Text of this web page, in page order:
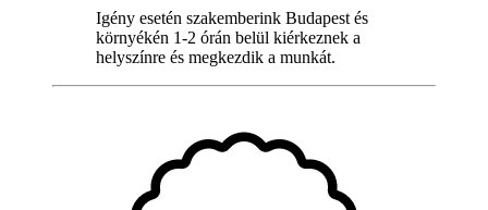
Igény esetén szakemberink Budapest és
környékén 1-2 órán belül kiérkeznek a
helyszínre és megkezdik a munkát.